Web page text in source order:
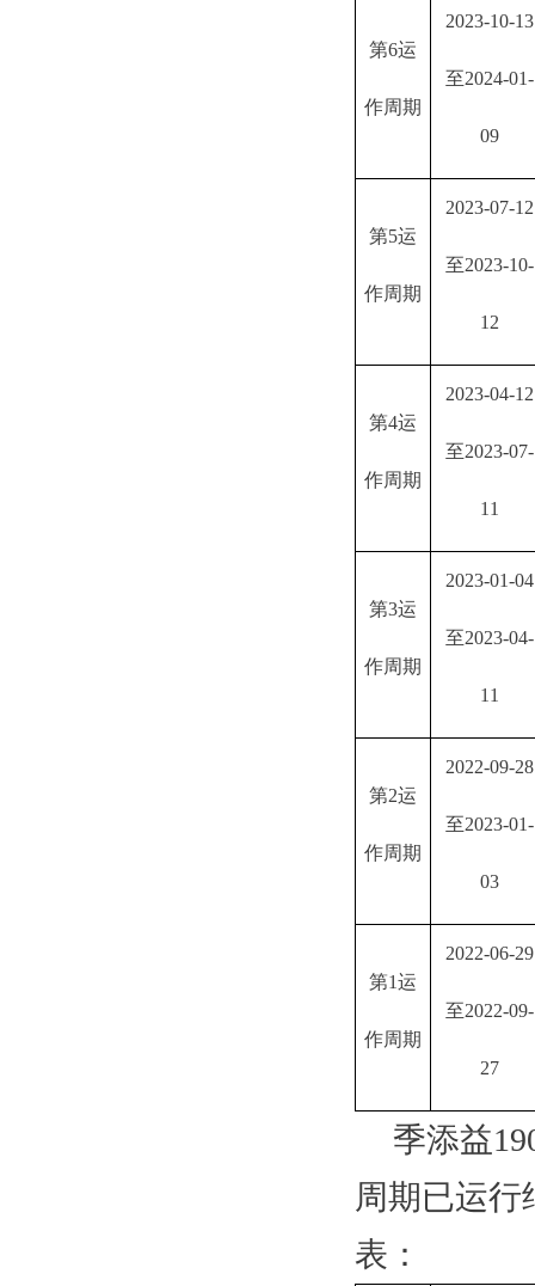
第6运
作周期
2023-10-13
至2024-01-
09
第5运
作周期
2023-07-12
至2023-10-
12
第4运
作周期
2023-04-12
至2023-07-
11
第3运
作周期
2023-01-04
至2023-04-
11
第2运
作周期
2022-09-28
至2023-01-
03
第1运
作周期
2022-06-29
至2022-09-
27
季添益
周期已运
表：